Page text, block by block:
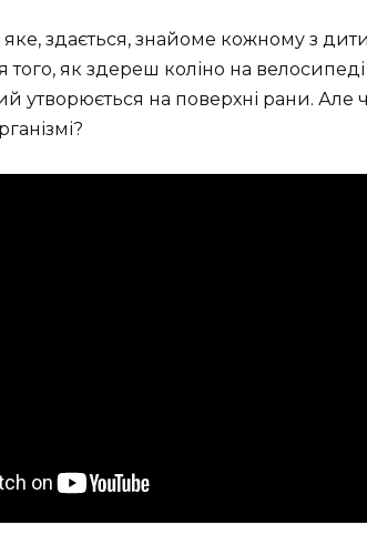
здається, знайоме кожному з
того, як здереш коліно на
утворюється на поверхні рани. Але